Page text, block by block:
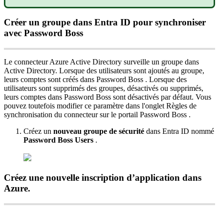
Créer un groupe dans Entra ID pour synchroniser
avec Password Boss
Le connecteur Azure Active Directory surveille un groupe dans
Active Directory. Lorsque des utilisateurs sont ajoutés au groupe,
leurs comptes sont créés dans Password Boss . Lorsque des
utilisateurs sont supprimés des groupes, désactivés ou supprimés,
leurs comptes dans Password Boss sont désactivés par défaut. Vous
pouvez toutefois modifier ce paramètre dans l'onglet Règles de
synchronisation du connecteur sur le portail Password Boss .
Créez un nouveau groupe de sécurité dans Entra ID nommé
Password Boss Users .
Créez une nouvelle inscription d’application dans
Azure.